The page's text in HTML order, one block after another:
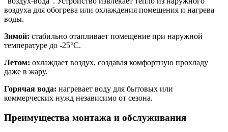
воздуха для обогрева или охлаждения помещения и нагрева
воды.
Зимой: стабильно отапливает помещение при наружной
температуре до -25°C.
Летом: охлаждает воздух, создавая комфортную прохладу
даже в жару.
Горячая вода: нагревает воду для бытовых или
коммерческих нужд независимо от сезона.
Преимущества монтажа и обслуживания